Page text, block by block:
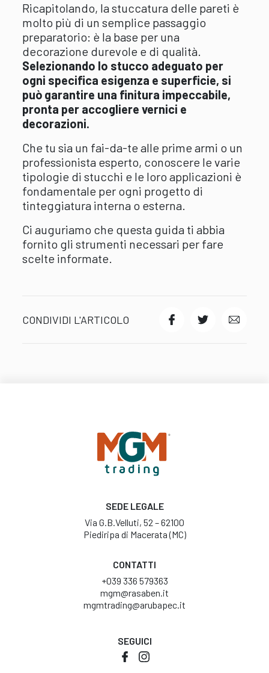
Ricapitolando, la stuccatura delle pareti è
molto più di un semplice passaggio
preparatorio: è la base per una
decorazione durevole e di qualità.
Selezionando lo stucco adeguato per
ogni specifica esigenza e superficie, si
può garantire una finitura impeccabile,
pronta per accogliere vernici e
decorazioni.
Che tu sia un fai-da-te alle prime armi o un
professionista esperto, conoscere le varie
tipologie di stucchi e le loro applicazioni è
fondamentale per ogni progetto di
tinteggiatura interna o esterna.
Ci auguriamo che questa guida ti abbia
fornito gli strumenti necessari per fare
scelte informate.
CONDIVIDI L'ARTICOLO
SEDE LEGALE
Via G.B.Velluti, 52 – 62100
Piediripa di Macerata (MC)
CONTATTI
+039 336 579363
mgm@rasaben.it
mgmtrading@arubapec.it
SEGUICI